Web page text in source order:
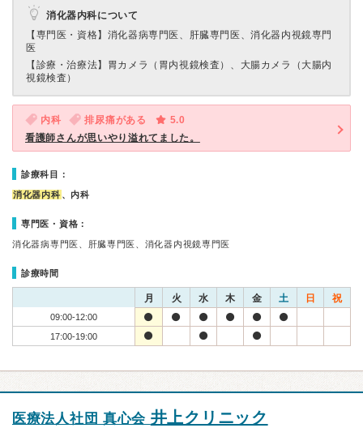
消化器内科について
【専門医・資格】 消化器病専門医、肝臓専門医、消化器内視鏡専門
医
【診療・治療法】 胃カメラ（胃内視鏡検査）、大腸カメラ（大腸内
視鏡検査）
内科 排尿痛がある
5.0
看護師さんが思いやり溢れてました。
診療科目：
消化器内科 、内科
専門医・資格：
消化器病専門医、肝臓専門医、消化器内視鏡専門医
診療時間
月 火 水 木 金 土 日 祝
09:00-12:00
17:00-19:00
医療法人社団 真心会 井上クリニック